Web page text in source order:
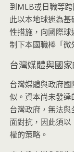
到MLB或日職等
此以本地球迷為
性措施，向國際
制下本國職棒「微
台灣媒體與國
台灣媒體與政府
似。資本尚未發
台灣政府，無法
面對抗，因此須
權的策略。